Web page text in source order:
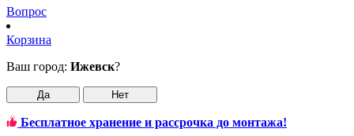
Вопрос
Корзина
Ваш город: Ижевск?
Да Нет
Бесплатное хранение и рассрочка до монтажа!